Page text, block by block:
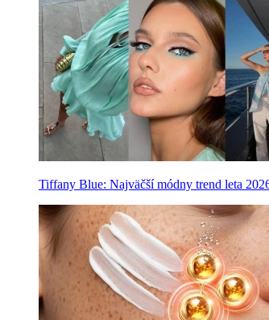
Tiffany Blue: Najväčší módny trend leta